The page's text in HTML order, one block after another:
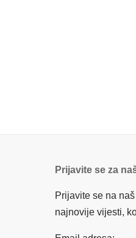
Prijavite se za
Prijavite se na
najnovije vijesti,